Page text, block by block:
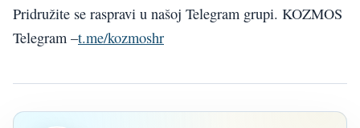
Pridružite se raspravi u našoj Telegram grupi. KOZMOS
Telegram –t.me/kozmoshr